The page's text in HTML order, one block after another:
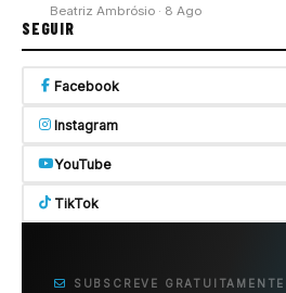
Beatriz Ambrósio · 8 Ago
SEGUIR
Facebook
Instagram
YouTube
TikTok
SUBSCREVE GRATUITAMENTE